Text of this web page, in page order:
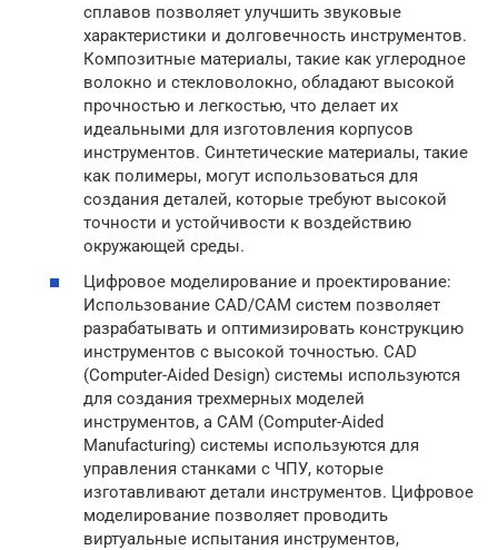
сплавов позволяет улучшить звуковые
характеристики и долговечность инструментов.
Композитные материалы, такие как углеродное
волокно и стекловолокно, обладают высокой
прочностью и легкостью, что делает их
идеальными для изготовления корпусов
инструментов. Синтетические материалы, такие
как полимеры, могут использоваться для
создания деталей, которые требуют высокой
точности и устойчивости к воздействию
окружающей среды.
Цифровое моделирование и проектирование:
Использование CAD/CAM систем позволяет
разрабатывать и оптимизировать конструкцию
инструментов с высокой точностью. CAD
(Computer-Aided Design) системы используются
для создания трехмерных моделей
инструментов, а CAM (Computer-Aided
Manufacturing) системы используются для
управления станками с ЧПУ, которые
изготавливают детали инструментов. Цифровое
моделирование позволяет проводить
виртуальные испытания инструментов,